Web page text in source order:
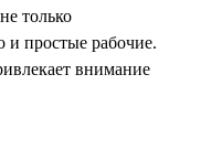
только
простые рабочие.
внимание